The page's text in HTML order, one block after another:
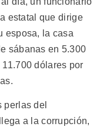
estatal que dirige
esposa, la casa
sábanas en 5.300
dólares por
perlas del
a la corrupción,